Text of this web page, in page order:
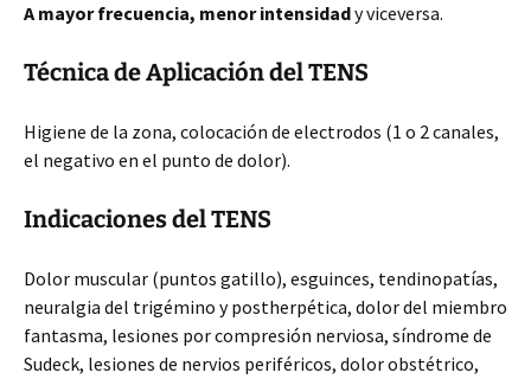
A mayor frecuencia, menor intensidady viceversa.
Técnica de Aplicación del TENS
Higiene de la zona, colocación de electrodos (1 o 2 canales,
el negativo en el punto de dolor).
Indicaciones del TENS
Dolor muscular (puntos gatillo), esguinces, tendinopatías,
neuralgia del trigémino y postherpética, dolor del miembro
fantasma, lesiones por compresión nerviosa, síndrome de
Sudeck, lesiones de nervios periféricos, dolor obstétrico,